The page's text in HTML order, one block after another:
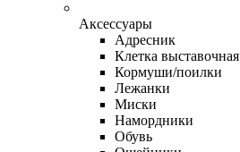
Аксессуары
Адресник
Клетка выставочная
Кормуши/поилки
Лежанки
Миски
Намордники
Обувь